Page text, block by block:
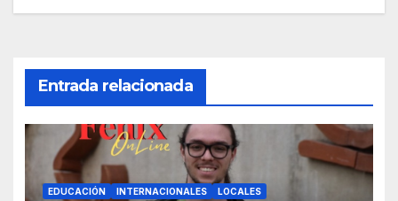
Entrada relacionada
EDUCACIÓN INTERNACIONALES LOCALES